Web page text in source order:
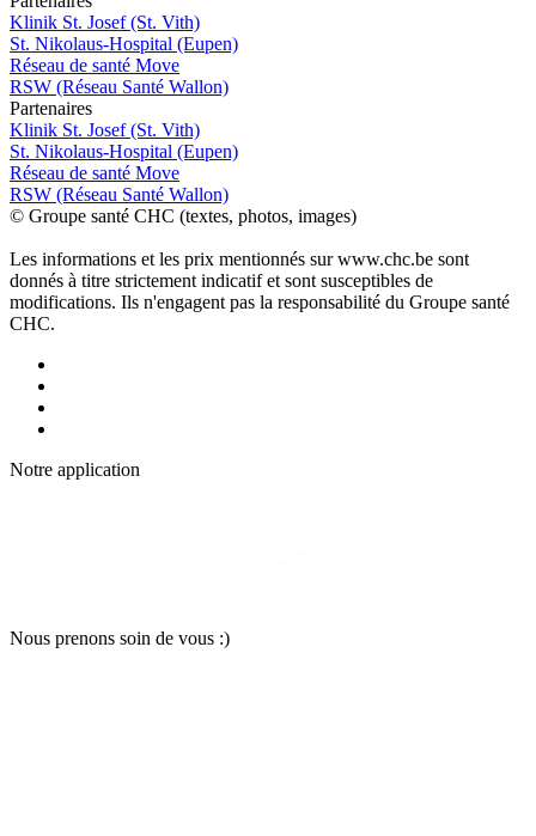
Klinik St. Josef (St. Vith)
St. Nikolaus-Hospital (Eupen)
Réseau de santé Move
RSW (Réseau Santé Wallon)
Partenaires
Klinik St. Josef (St. Vith)
St. Nikolaus-Hospital (Eupen)
Réseau de santé Move
RSW (Réseau Santé Wallon)
© Groupe santé CHC (textes, photos, images)
Les informations et les prix mentionnés sur www.chc.be sont
donnés à titre strictement indicatif et sont susceptibles de
modifications. Ils n'engagent pas la responsabilité du Groupe santé
CHC.
Notre application
Nous prenons soin de vous :)